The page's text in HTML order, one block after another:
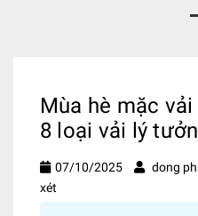
Mùa hè mặc
8 loại vải lý
07/10/2025 dong
xét